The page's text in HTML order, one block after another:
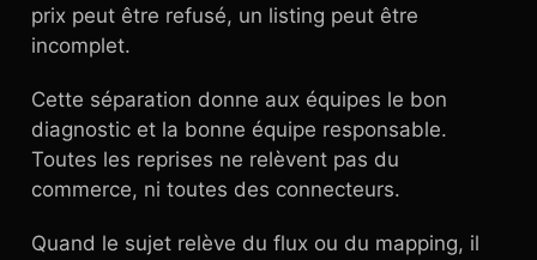
prix peut être refusé, un listing peut être
incomplet.
Cette séparation donne aux équipes le bon
diagnostic et la bonne équipe responsable.
Toutes les reprises ne relèvent pas du
commerce, ni toutes des connecteurs.
Quand le sujet relève du flux ou du mapping, il